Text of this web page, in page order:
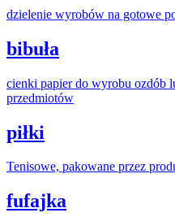
dzielenie wyrobów na gotowe
bibuła
cienki papier do wyrobu ozdób
przedmiotów
piłki
Tenisowe, pakowane przez
fufajka